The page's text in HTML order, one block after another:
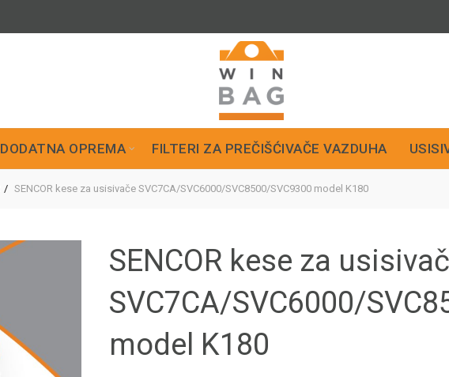
DODATNA OPREMA FILTERI ZA PREČIŠĆIVAČE VAZDUHA
SENCOR kese za usisivače SVC7CA/SVC6000/SVC8500/SVC9300 model K180
SENCOR kese za
SVC7CA/SVC6000/
model K180